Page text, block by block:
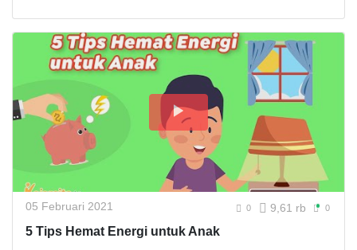
05 Februari 2021 0 9,61 rb 0
5 Tips Hemat Energi untuk Anak